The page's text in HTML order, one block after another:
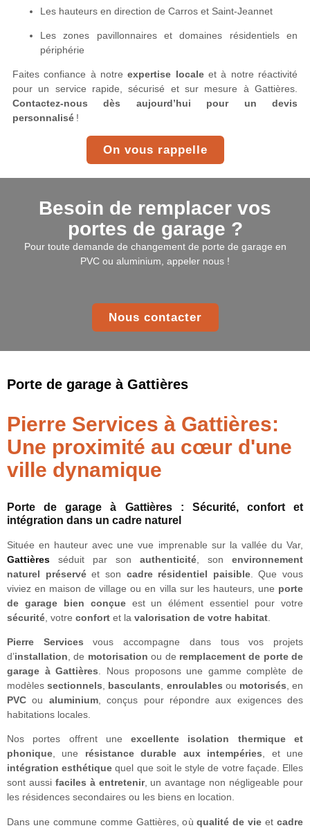
Les hauteurs en direction de Carros et Saint-Jeannet
Les zones pavillonnaires et domaines résidentiels en
périphérie
Faites confiance à notreexpertise localeet à notre réactivité
pour un service rapide, sécurisé et sur mesure à Gattières.
Contactez-nous dès aujourd’hui pour un devis
personnalisé!
On vous rappelle
Besoin de remplacer vos
portes de garage ?
Pour toute demande de changement de porte de garage en
PVC ou aluminium, appeler nous !
Nous contacter
Porte de garage à Gattières
Pierre Services à Gattières:
Une proximité au cœur d'une
ville dynamique
Porte de garage à Gattières : Sécurité, confort et
intégration dans un cadre naturel
Située en hauteur avec une vue imprenable sur la vallée du Var,
Gattières
séduit par son authenticité , son environnement
naturel préservéet son cadre résidentiel paisible. Que vous
viviez en maison de village ou en villa sur les hauteurs, une porte
de garage bien conçueest un élément essentiel pour votre
sécurité , votre confort et la valorisation de votre habitat
Pierre Services vous accompagne dans tous vos projets
d’installation , de motorisation ou de remplacement de porte de
garage à Gattières . Nous proposons une gamme complète de
modèlessectionnels basculants enroulables ou motorisés , en
PVC ou aluminium, conçus pour répondre aux exigences des
habitations locales.
Nos portes offrent uneexcellente isolation thermique et
phonique, une résistance durable aux intempéries, et une
intégration esthétique quel que soit le style de votre façade. Elles
sont aussi faciles à entretenir, un avantage non négligeable pour
les résidences secondaires ou les biens en location.
Dans une commune comme Gattières, oùqualité de vie etcadre